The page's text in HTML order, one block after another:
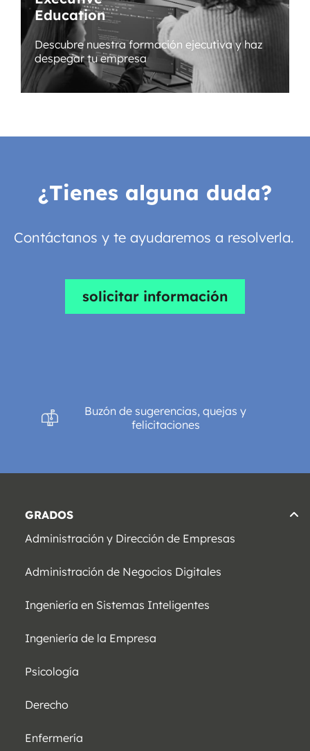
Education
Descubre nuestra formación ejecutiva y haz
despegar tu empresa
¿Tienes alguna duda?
Contáctanos y te ayudaremos a resolverla.
solicitar información
Buzón de sugerencias, quejas y
felicitaciones
GRADOS
Administración y Dirección de Empresas
Administración de Negocios Digitales
Ingeniería en Sistemas Inteligentes
Ingeniería de la Empresa
Psicología
Derecho
Enfermería